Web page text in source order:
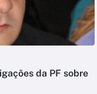
da PF sobre